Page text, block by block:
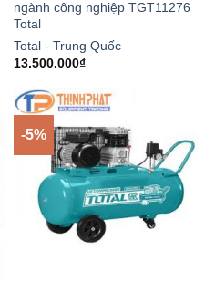
ngành công nghiệp TGT11276
Total
Total - Trung Quốc
13.500.000₫
-5%